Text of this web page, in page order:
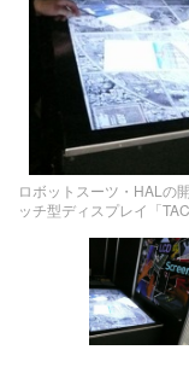
ロボットスーツ・HALの
ッチ型ディスプレイ「